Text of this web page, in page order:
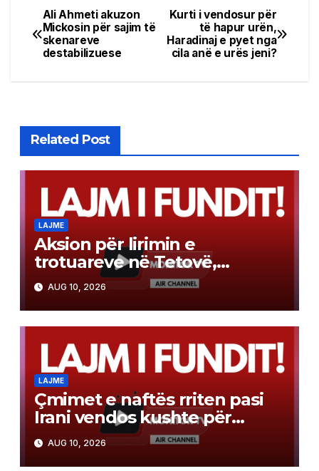
Post
navigation
Kurti i vendosur për
të hapur urën,
Haradinaj e pyet nga
cila anë e urës jeni?
Ali Ahmeti akuzon
Mickosin për sajim të
skenareve
destabilizuese
Related Post
LAJME
Aksion për lirimin e
trotuareve në Tetovë,
Inspektorati dhe bizneset
largojnë mallrat
AUG 10, 2026
LAJME
Çmimet e naftës rriten pasi
Irani vendos kushte për
rihapjen e Ngushticës së
Hormuzit
AUG 10, 2026